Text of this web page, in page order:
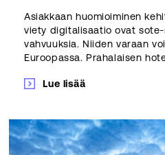
Asiakkaan huomioiminen
viety digitalisaatio ovat
vahvuuksia. Niiden varaan
Euroopassa. Prahalaisen
Lue lisää